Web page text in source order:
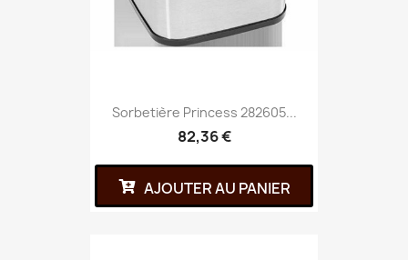
Sorbetière Princess 282605...
82,36 €
AJOUTER AU PANIER